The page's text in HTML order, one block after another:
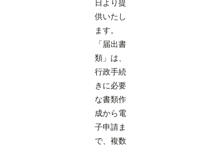
日より提
供いたし
ます。
「届出書
類」は、
行政手続
きに必要
な書類作
成から電
子申請ま
で、複数